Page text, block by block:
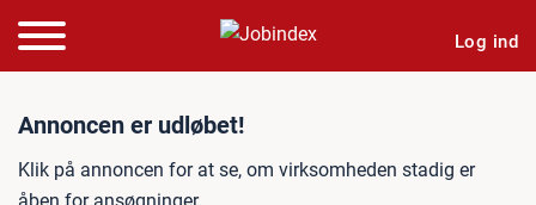
Log ind
Jobannonce: Social- og
Annoncen er udløbet!
Klik på annoncen for at se, om virksomheden stadig er